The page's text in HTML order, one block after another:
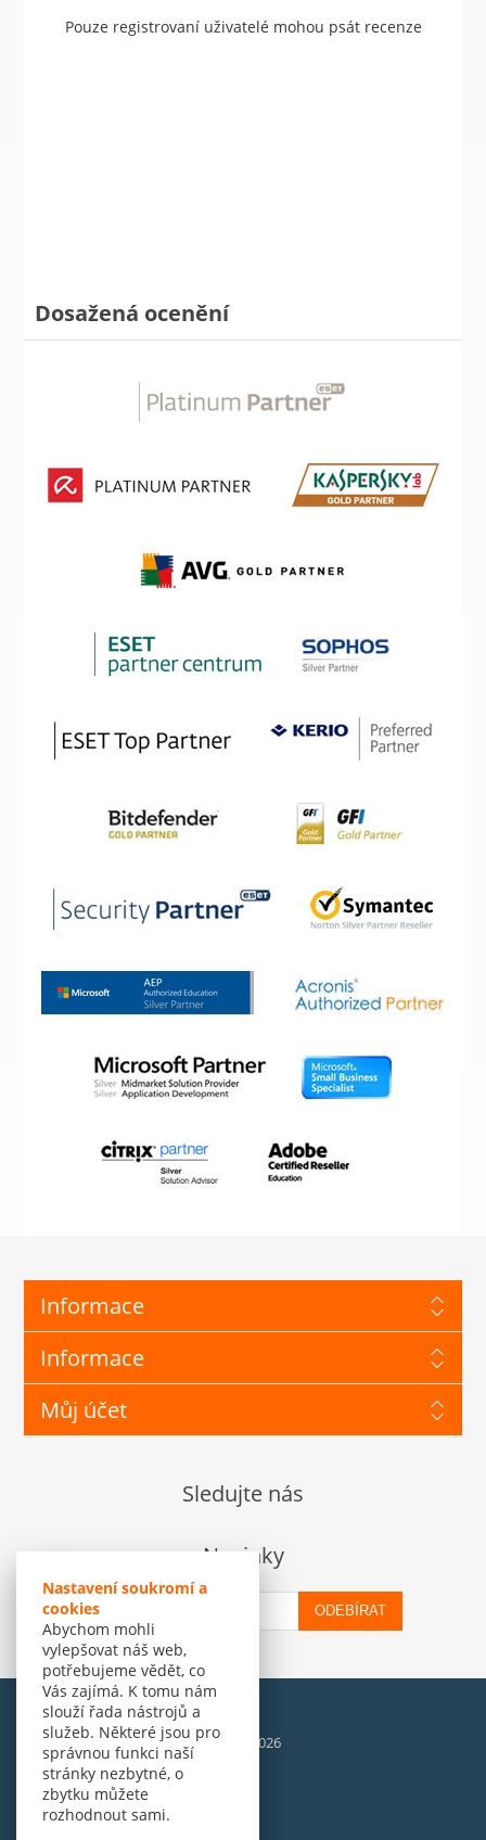
Nastavení soukromí a
cookies
Abychom mohli
vylepšovat náš web,
potřebujeme vědět, co
Vás zajímá. K tomu nám
slouží řada nástrojů a
služeb. Některé jsou pro
správnou funkci naší
stránky nezbytné, o
zbytku můžete
rozhodnout sami.
Pouze registrovaní uživatelé mohou psát recenze
Dosažená ocenění
Informace
Informace
Můj účet
Sledujte nás
Novinky
ODEBÍRAT
© Amenit Software Solutions, 1998 - 2026
Powered bynopCommerce